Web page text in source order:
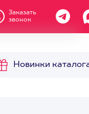
Заказать
звонок
Новинки